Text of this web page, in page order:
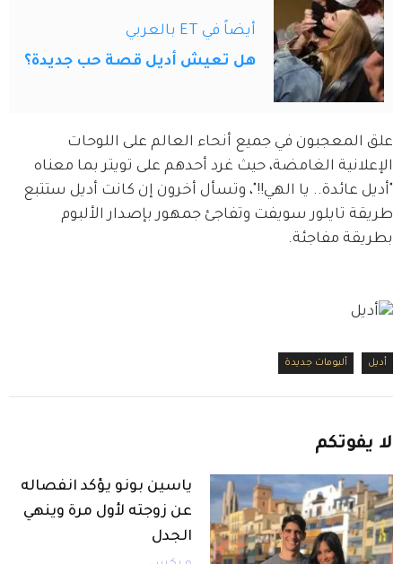
أيضاً في ET بالعربي
هل تعيش أديل قصة حب جديدة؟
علق المعجبون في جميع أنحاء العالم على اللوحات
الإعلانية الغامضة، حيث غرد أحدهم على تويتر بما معناه
"أديل عائدة.. يا الهي!!"، وتسأل أخرون إن كانت أديل ستتبع
طريقة تايلور سويفت وتفاجئ جمهور بإصدار الألبوم
بطريقة مفاجئة.
أديل ألبومات جديدة
لا يفوتكم
ياسين بونو يؤكد انفصاله
عن زوجته لأول مرة وينهي
الجدل